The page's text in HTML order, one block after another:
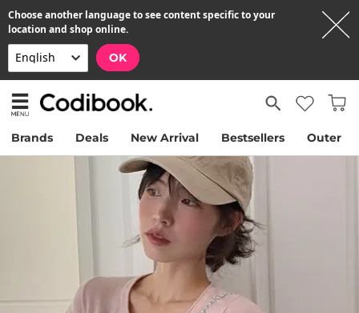
Choose another language to see content specific to your
location and shop online.
OK
Brands Deals New Arrival Bestsellers Outer